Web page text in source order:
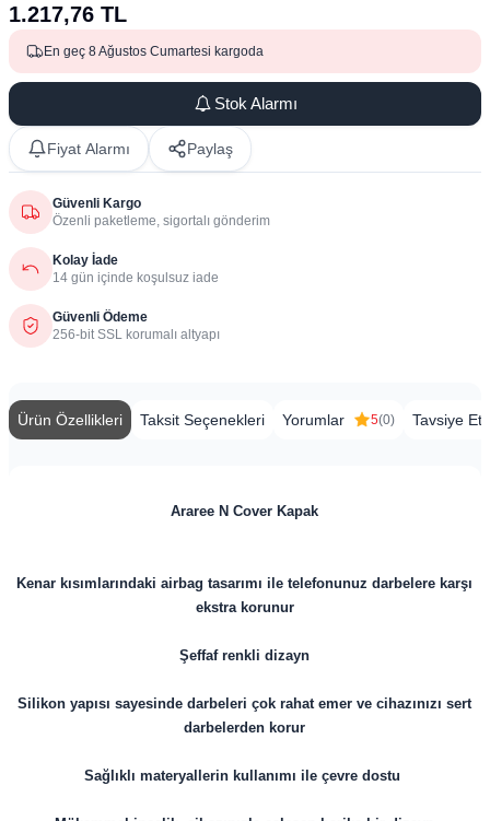
1.217,76 TL
En geç 8 Ağustos Cumartesi kargoda
Stok Alarmı
Fiyat Alarmı Paylaş
Güvenli Kargo
Özenli paketleme, sigortalı gönderim
Kolay İade
14 gün içinde koşulsuz iade
Güvenli Ödeme
256-bit SSL korumalı altyapı
Ürün Özellikleri Taksit Seçenekleri Yorumlar 5(0) Tavsiye Et
Araree N Cover Kapak
Kenar kısımlarındaki airbag tasarımı ile telefonunuz darbelere karşı
ekstra korunur
Şeffaf renkli dizayn
Silikon yapısı sayesinde darbeleri çok rahat emer ve cihazınızı sert
darbelerden korur
Sağlıklı materyallerin kullanımı ile çevre dostu